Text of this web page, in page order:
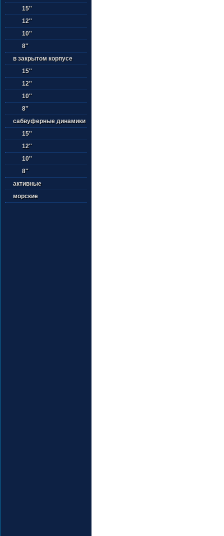
15''
12''
10''
8''
в закрытом корпусе
15''
12''
10''
8''
сабвуферные динамики
15''
12''
10''
8''
активные
морские